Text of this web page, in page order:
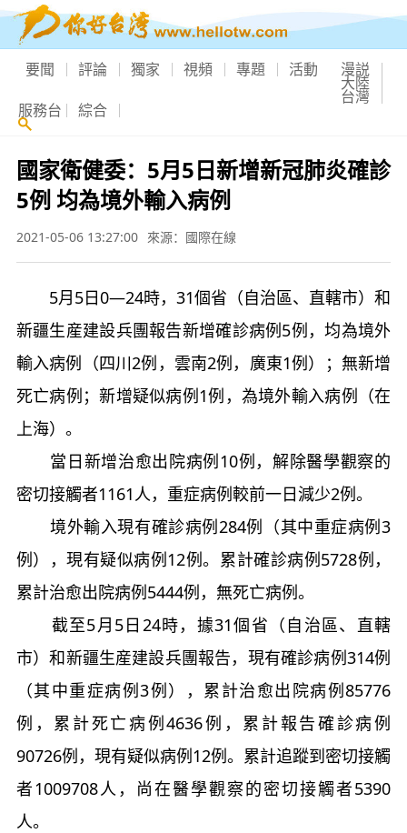
要聞 評論 獨家 視頻 專題 活動 漫説
大陸
台灣
服務台 綜合
國家衛健委：5月5日新增新冠肺炎確診
5例 均為境外輸入病例
2021-05-06 13:27:00 來源：國際在線
5月5日0—24時，31個省（自治區、直轄市）和
新疆生産建設兵團報告新增確診病例5例，均為境外
輸入病例（四川2例，雲南2例，廣東1例）；無新增
死亡病例；新增疑似病例1例，為境外輸入病例（在
上海）。
當日新增治愈出院病例10例，解除醫學觀察的
密切接觸者1161人，重症病例較前一日減少2例。
境外輸入現有確診病例284例（其中重症病例3
例），現有疑似病例12例。累計確診病例5728例，
累計治愈出院病例5444例，無死亡病例。
截至5月5日24時，據31個省（自治區、直轄
市）和新疆生産建設兵團報告，現有確診病例314例
（其中重症病例3例），累計治愈出院病例85776
例，累計死亡病例4636例，累計報告確診病例
90726例，現有疑似病例12例。累計追蹤到密切接觸
者1009708人，尚在醫學觀察的密切接觸者5390
人。